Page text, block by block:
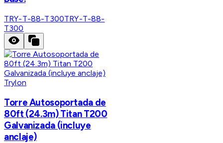
TRY-T-88-T300TRY-T-88-
T300
Trylon
Torre Autosoportada de
80ft (24.3m) Titan T200
Galvanizada (incluye
anclaje)